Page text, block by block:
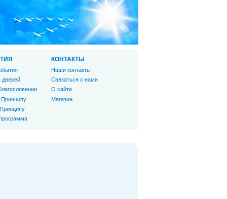
дверей
КОНТАКТЫ
Наши контакты
Связаться с нами
О сайте
Магазин